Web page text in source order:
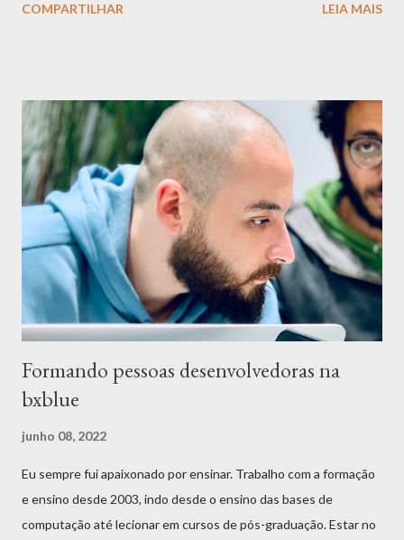
impedindo de colocar o audio nos slides. Mas acredito que o
TEDTalks onde qualquer pessoa pode expor suas idéias e criar
um diálogo. As apresentações são curtas e tentam seguir algo
no estilo PechaKucha / Ignite . Ele acontece toda última
segunda feira do mês e tem sempre contado com os assuntos
mais diversos. Pra quem quer expadir os horizontes é uma ótima
oportunidade.
COMPARTILHAR LEIA MAIS
Formando pessoas desenvolvedoras na
bxblue
junho 08, 2022
Eu sempre fui apaixonado por ensinar. Trabalho com a formação
e ensino desde 2003, indo desde o ensino das bases de
computação até lecionar em cursos de pós-graduação. Estar no